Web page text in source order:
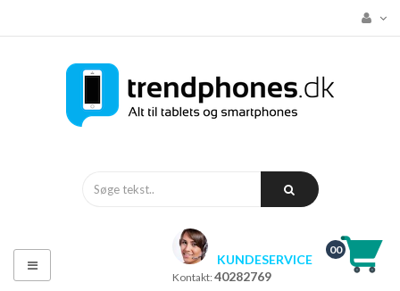
KUNDESERVICE
Kontakt: 40282769
00
Toggle
navigation